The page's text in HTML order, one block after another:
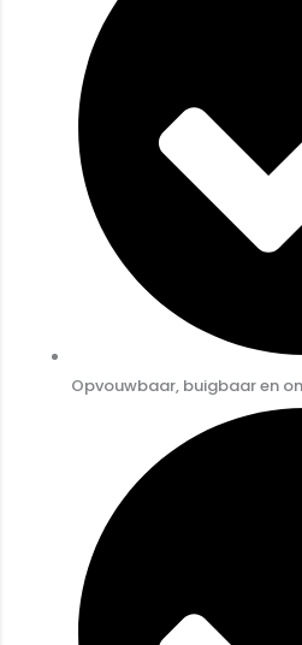
Opvouwbaar, buigbaar en